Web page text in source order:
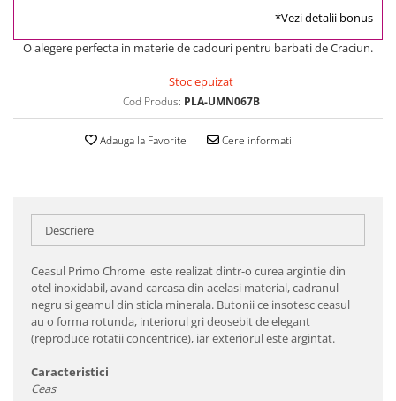
*Vezi detalii bonus
O alegere perfecta in materie de cadouri pentru barbati de Craciun.
Stoc epuizat
Cod Produs: PLA-UMN067B
Adauga la Favorite Cere informatii
Descriere
Ceasul Primo Chrome este realizat dintr-o curea argintie din
otel inoxidabil, avand carcasa din acelasi material, cadranul
negru si geamul din sticla minerala. Butonii ce insotesc ceasul
au o forma rotunda, interiorul gri deosebit de elegant
(reproduce rotatii concentrice), iar exteriorul este argintat.
Caracteristici
Ceas